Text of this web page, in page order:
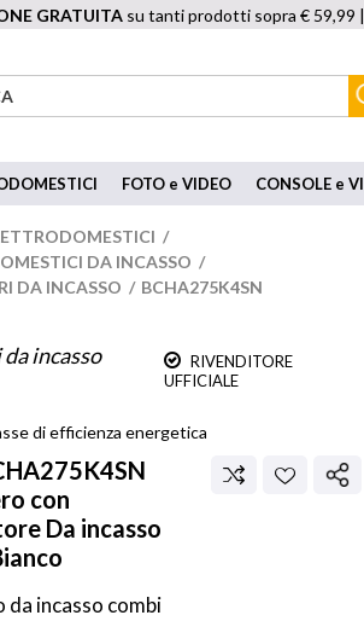
GRATUITA su tanti prodotti sopra € 59,99 |
FOTO e VIDEO CONSOLE e
/
DA INCASSO /
DA INCASSO / BCHA275K4SN
incasso
RIVENDITORE
UFFICIALE
di efficienza energetica
con
Da incasso
incasso combi